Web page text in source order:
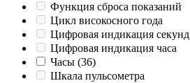
Функция сброса показаний
Цикл високосного года
Цифровая индикация секунд
Цифровая индикация часа
Часы (36)
Шкала пульсометра